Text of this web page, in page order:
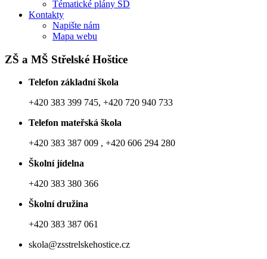
Tématické plány ŠD
Kontakty
Napište nám
Mapa webu
ZŠ a MŠ Střelské Hoštice
Telefon základní škola
+420 383 399 745, +420 720 940 733
Telefon mateřská škola
+420 383 387 009 , +420 606 294 280
Školní jídelna
+420 383 380 366
Školní družina
+420 383 387 061
skola@zsstrelskehostice.cz